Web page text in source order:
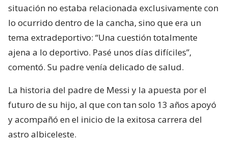
situación no estaba relacionada exclusivamente con
lo ocurrido dentro de la cancha, sino que era un
tema extradeportivo: “Una cuestión totalmente
ajena a lo deportivo. Pasé unos días difíciles”,
comentó. Su padre venía delicado de salud.
La historia del padre de Messi y la apuesta por el
futuro de su hijo, al que con tan solo 13 años apoyó
y acompañó en el inicio de la exitosa carrera del
astro albiceleste.